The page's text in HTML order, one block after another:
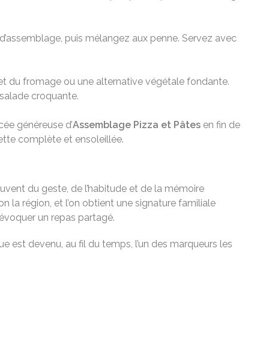
puis mélangez aux penne. Servez avec
du fromage ou une alternative végétale fondante.
croquante.
généreuse d’Assemblage Pizza et Pâtes en fin de
complète et ensoleillée.
du geste, de l’habitude et de la mémoire
la région, et l’on obtient une signature familiale
un repas partagé.
est devenu, au fil du temps, l’un des marqueurs les